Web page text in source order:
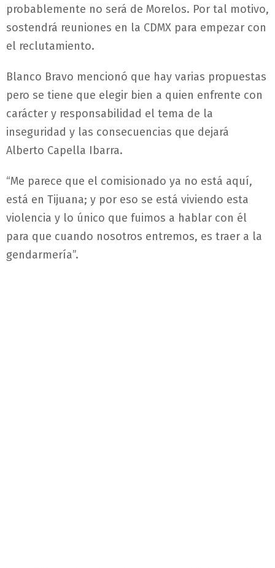
probablemente no será de Morelos. Por tal motivo,
sostendrá reuniones en la CDMX para empezar con
el reclutamiento.
Blanco Bravo mencionó que hay varias propuestas
pero se tiene que elegir bien a quien enfrente con
carácter y responsabilidad el tema de la
inseguridad y las consecuencias que dejará
Alberto Capella Ibarra.
“Me parece que el comisionado ya no está aquí,
está en Tijuana; y por eso se está viviendo esta
violencia y lo único que fuimos a hablar con él
para que cuando nosotros entremos, es traer a la
gendarmería”.